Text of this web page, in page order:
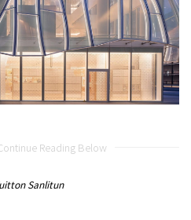
Reading Below
Sanlitun